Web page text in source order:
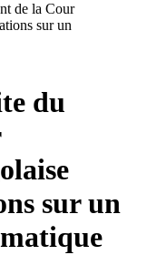
de la Cour
sur un
du
sur un